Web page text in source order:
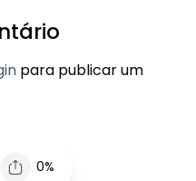
para publicar um
0%